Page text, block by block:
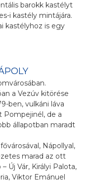
barokk kastélyt
i kastély mintájára.
kastélyhoz is egy
a Vezúv kitörése
ben, vulkáni láva
Pompejinél, de a
állapotban maradt
Nápollyal,
marad az ott
Új Vár, Királyi Palota,
Viktor Emánuel